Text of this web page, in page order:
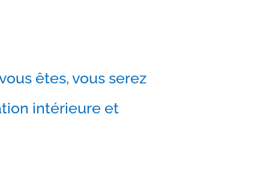
êtes, vous serez
intérieure et